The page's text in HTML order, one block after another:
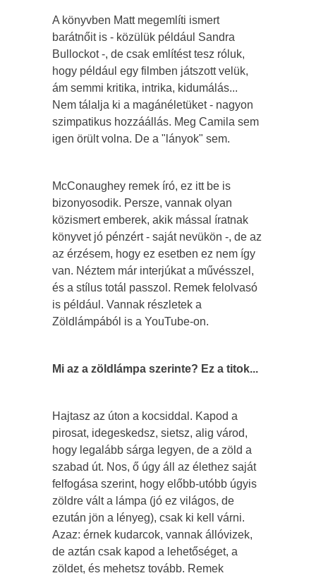
A könyvben Matt megemlíti ismert
barátnőit is - közülük például Sandra
Bullockot -, de csak említést tesz róluk,
hogy például egy filmben játszott velük,
ám semmi kritika, intrika, kidumálás...
Nem tálalja ki a magánéletüket - nagyon
szimpatikus hozzáállás. Meg Camila sem
igen örült volna. De a "lányok" sem.
McConaughey remek író, ez itt be is
bizonyosodik. Persze, vannak olyan
közismert emberek, akik mással íratnak
könyvet jó pénzért - saját nevükön -, de az
az érzésem, hogy ez esetben ez nem így
van. Néztem már interjúkat a művésszel,
és a stílus totál passzol. Remek felolvasó
is például. Vannak részletek a
Zöldlámpából is a YouTube-on.
Mi az a zöldlámpa szerinte? Ez a titok...
Hajtasz az úton a kocsiddal. Kapod a
pirosat, idegeskedsz, sietsz, alig várod,
hogy legalább sárga legyen, de a zöld a
szabad út. Nos, ő úgy áll az élethez saját
felfogása szerint, hogy előbb-utóbb úgyis
zöldre vált a lámpa (jó ez világos, de
ezután jön a lényeg), csak ki kell várni.
Azaz: érnek kudarcok, vannak állóvizek,
de aztán csak kapod a lehetőséget, a
zöldet, és mehetsz tovább. Remek